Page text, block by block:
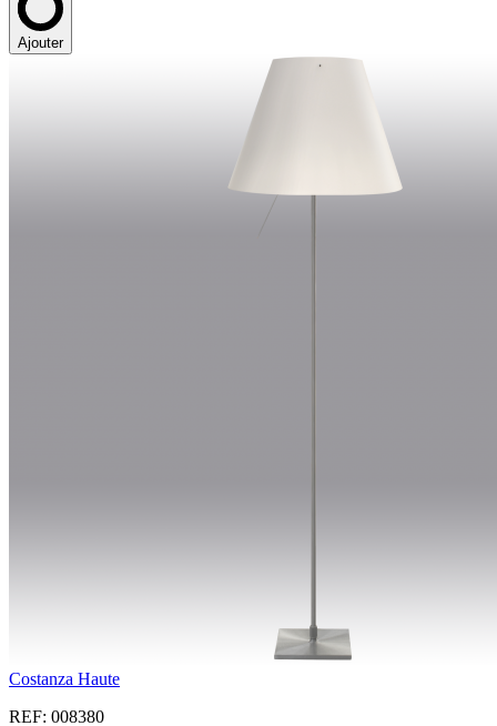
Ajouter
Costanza Haute
REF: 008380